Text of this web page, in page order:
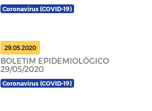
Coronavírus (COVID-19)
29.05.2020
BOLETIM EPIDEMIOLÓGICO
29/05/2020
Coronavírus (COVID-19)